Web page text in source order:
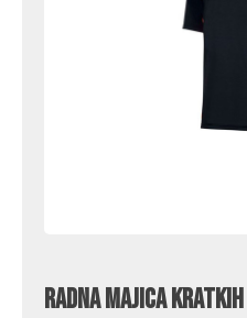
Radna majica kratkih